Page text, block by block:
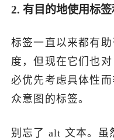
2. 有目的地使用标
标签一直以来都有
度，但现在它们也对
必优先考虑具体性
众意图的标签。
别忘了 alt 文本。虽